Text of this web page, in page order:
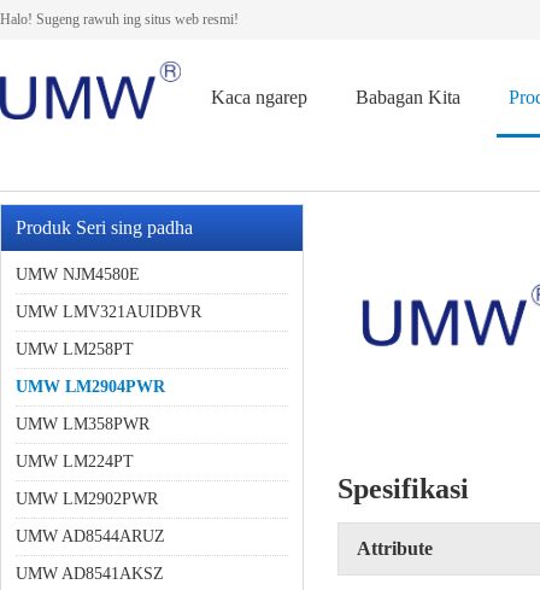
Halo! Sugeng rawuh ing situs web resmi!
Kaca ngarep Babagan Kita
Produk Seri sing padha
UMW NJM4580E
UMW LMV321AUIDBVR
UMW LM258PT
UMW LM2904PWR
UMW LM358PWR
UMW LM224PT
UMW LM2902PWR
UMW AD8544ARUZ
UMW AD8541AKSZ
Spesifikasi
Attribute